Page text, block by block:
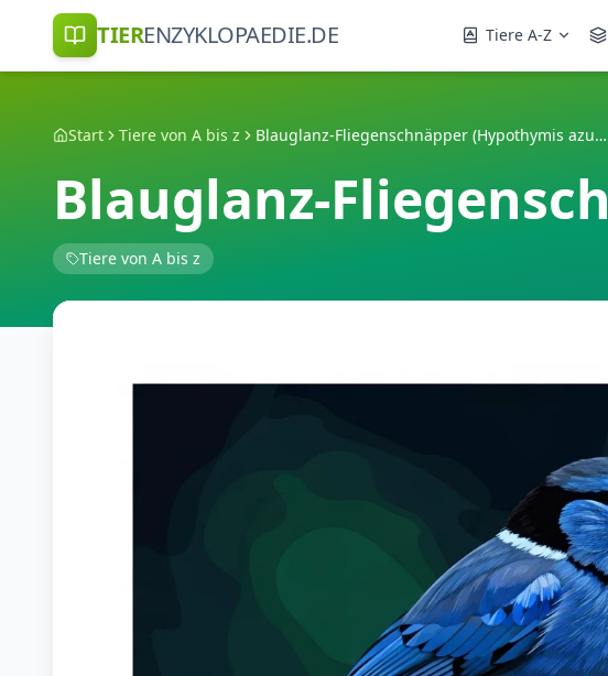
TIERENZYKLOPAEDIE.DE Tiere A-Z
Start Tiere von A bis z Blauglanz-Fliegenschnäpper (Hypothymis azurea)
Blauglanz-
Tiere von A bis z